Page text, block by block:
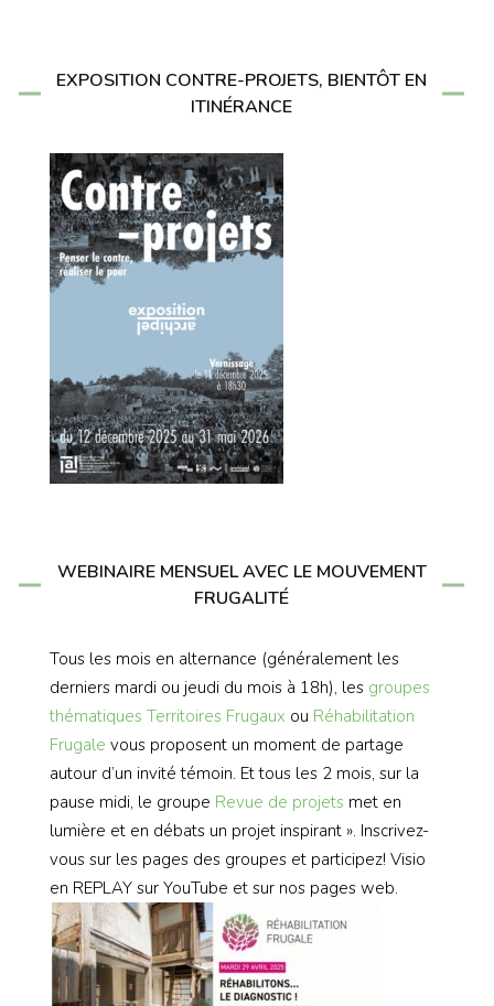
EXPOSITION CONTRE-PROJETS, BIENTÔT EN
ITINÉRANCE
WEBINAIRE MENSUEL AVEC LE MOUVEMENT
FRUGALITÉ
Tous les mois en alternance (généralement les
derniers mardi ou jeudi du mois à 18h), les groupes
thématiques Territoires Frugaux ou Réhabilitation
Frugale vous proposent un moment de partage
autour d’un invité témoin. Et tous les 2 mois, sur la
pause midi, le groupe Revue de projets met en
lumière et en débats un projet inspirant ». Inscrivez-
vous sur les pages des groupes et participez! Visio
en REPLAY sur YouTube et sur nos pages web.